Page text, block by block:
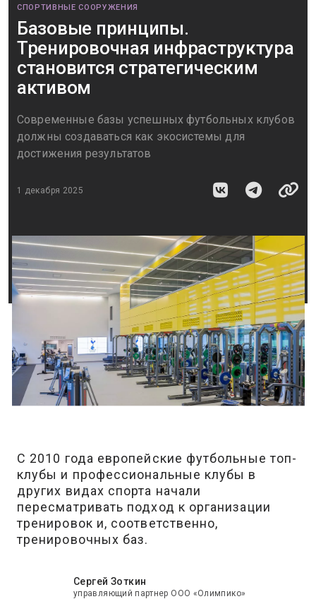
СПОРТИВНЫЕ СООРУЖЕНИЯ
Базовые принципы.
Тренировочная инфраструктура
становится стратегическим
активом
Современные базы успешных футбольных клубов
должны создаваться как экосистемы для
достижения результатов
1 декабря 2025
С 2010 года европейские футбольные топ-
клубы и профессиональные клубы в
других видах спорта начали
пересматривать подход к организации
тренировок и, соответственно,
тренировочных баз.
Сергей Зоткин
управляющий партнер ООО «Олимпико»